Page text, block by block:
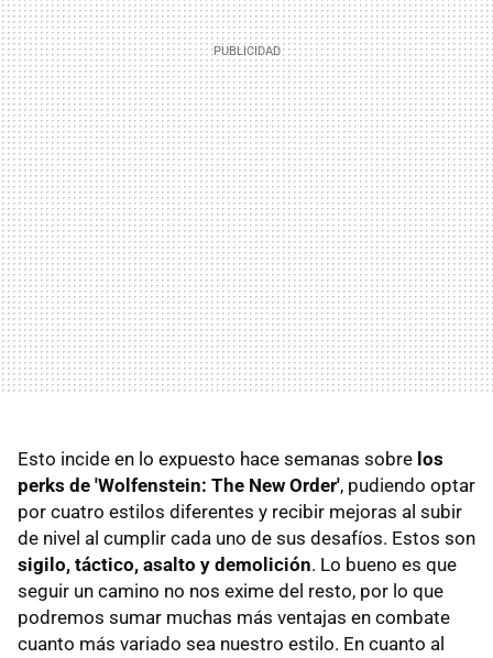
Esto incide en lo expuesto hace semanas sobre los
perks de 'Wolfenstein: The New Order', pudiendo optar
por cuatro estilos diferentes y recibir mejoras al subir
de nivel al cumplir cada uno de sus desafíos. Estos son
sigilo, táctico, asalto y demolición. Lo bueno es que
seguir un camino no nos exime del resto, por lo que
podremos sumar muchas más ventajas en combate
cuanto más variado sea nuestro estilo. En cuanto al